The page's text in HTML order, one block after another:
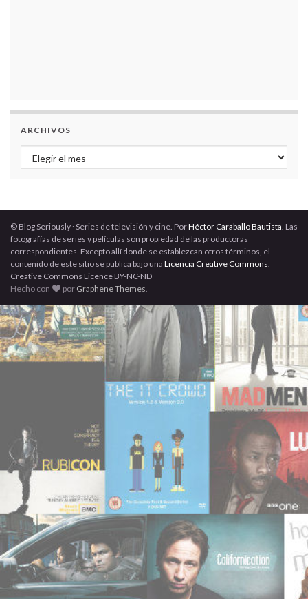
ARCHIVOS
Archivos
© Blog Seriously · Series de televisión y cine. PorHéctor Caraballo Bautista . Las
fotografías de series y películas son propiedad de las productoras
correspondientes. Excepto allí donde se establezcan otros términos, el
contenido de este sitio se publica bajo una Licencia Creative Commons
Creative Commons Licence BY-NC-ND
Hecho con
por Graphene Themes